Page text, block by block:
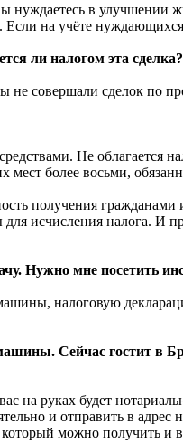
нуждаетесь в улучшении
на учёте
ли налогом эта
совершали сделок по
Не облагается
более восьми,
получения
исчисления налога. И
Нужно мне посетить
налоговую
Сейчас гостит в
на руках будет
и отправить в
можно получить и в